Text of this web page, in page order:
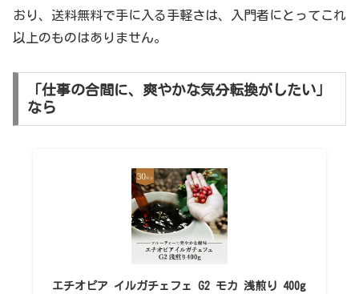
おり、送料無料で手に入る手軽さは、入門者にとってこれ
以上のものはありません。
「仕事の合間に、爽やかな気分転換がしたい」
なら
エチオピア イルガチェフェ G2 モカ 浅煎り 400g